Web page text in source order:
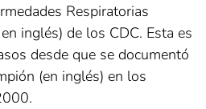
Respiratorias
inglés) de los CDC. Esta es
desde que se documentó
(en inglés) en los